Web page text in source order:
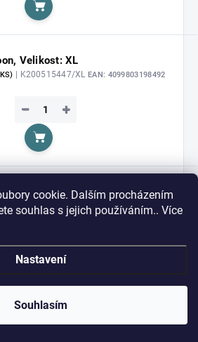
cookie. Dalším procházením
souhlas s jejich používáním.. Více
Nastavení
Souhlasím
Do košíku
Velikost: XL
| K200515447/XL EAN: 4099803198492
+
−
Do košíku
Velikost: 3XL
| K200515447/3XL EAN: 4099803198447
+
−
Velikost: 128